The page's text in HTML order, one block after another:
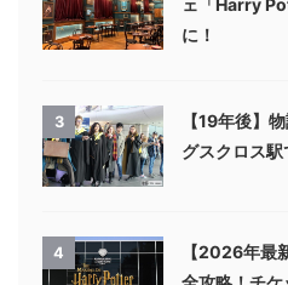
ェ「Harry
に！
3
【19年後】
グスクロス
4
【2026年最